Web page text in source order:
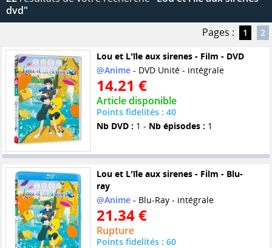
dvd"
Pages :
1 2
Lou et L'île aux sirenes - Film - DVD
@Anime- DVD Unité - intégrale
14.21 €
Article disponible
Points fidelités : 40
Nb DVD : 1 - Nb épisodes : 1
Lou et L'île aux sirenes - Film - Blu-
ray
@Anime- Blu-Ray - intégrale
21.34 €
Rupture
Points fidelités : 60